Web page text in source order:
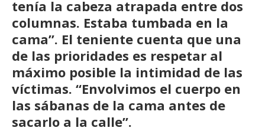
tenía la cabeza atrapada entre dos
columnas. Estaba tumbada en la
cama”. El teniente cuenta que una
de las prioridades es respetar al
máximo posible la intimidad de las
víctimas. “Envolvimos el cuerpo en
las sábanas de la cama antes de
sacarlo a la calle”.